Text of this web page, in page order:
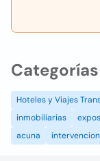
Hoteles y Viajes
inmobiliarias
acuna
intervencion